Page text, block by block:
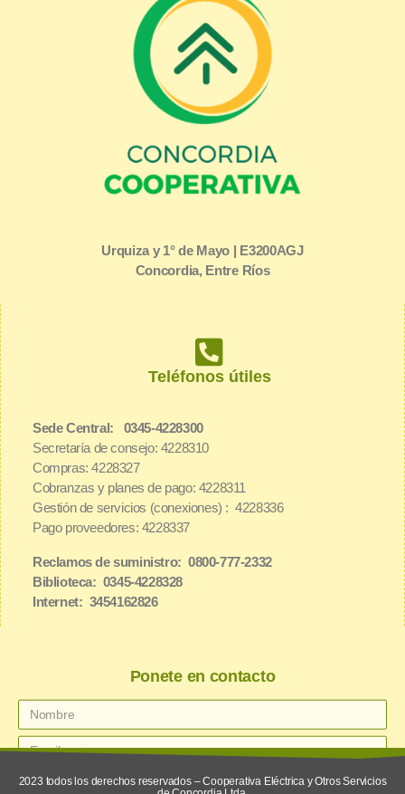
Urquiza y 1° de Mayo | E3200AGJ
Concordia, Entre Ríos
Teléfonos útiles
Sede Central: 0345-4228300
Secretaría de consejo: 4228310
Compras: 4228327
Cobranzas y planes de pago: 4228311
Gestión de servicios (conexiones) : 4228336
Pago proveedores: 4228337
Reclamos de suministro: 0800-777-2332
Biblioteca: 0345-4228328
Internet: 3454162826
Ponete en contacto
2023 todos los derechos reservados – Cooperativa Eléctrica y Otros Servicios